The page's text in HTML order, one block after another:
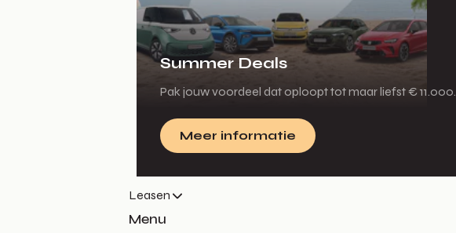
Summer Deals
Pak jouw voordeel dat oploopt tot maar liefst € 11.000.
Meer informatie
Leasen
Menu